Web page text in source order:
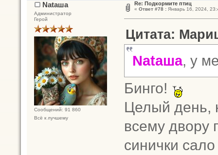
Nataшa
Администратор
Герой
Сообщений: 91 860
Всё к лучшему
Re: Подкормите птиц
« Ответ #78 :Январь 16, 2024,
Цитата:
Nataшa, у
Бинго!
Целый день,
всему двору
синички